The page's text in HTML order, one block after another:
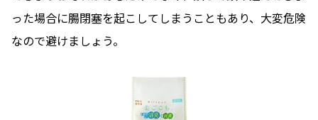
った場合に腸閉塞を起こしてしまうこともあり、大変危険
なので避けましょう。